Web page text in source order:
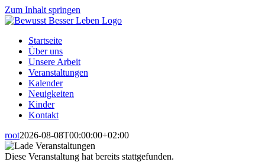
Zum Inhalt springen
Startseite
Über uns
Unsere Arbeit
Veranstaltungen
Kalender
Neuigkeiten
Kinder
Kontakt
root2026-08-08T00:00:00+02:00
Diese Veranstaltung hat bereits stattgefunden.